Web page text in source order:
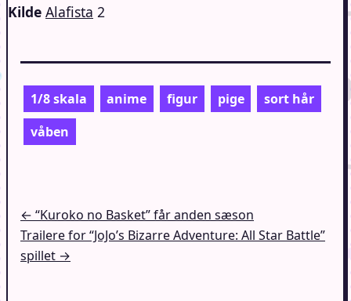
Kilde Alafista 2
1/8 skala anime figur pige
sort hår
våben
Indlægsnavigation
← “Kuroko no Basket” får anden sæson
Trailere for “JoJo’s Bizarre Adventure: All Star Battle”
spillet →